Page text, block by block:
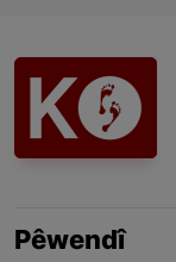
Pêwendî